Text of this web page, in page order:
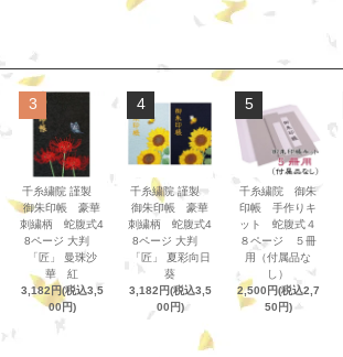
3
千糸繍院 謹製
御朱印帳 豪華
刺繍柄 蛇腹式4
8ページ 大判
「匠」 曼珠沙
華 紅
3,182円(税込3,5
00円)
4
千糸繍院 謹製
御朱印帳 豪華
刺繍柄 蛇腹式4
8ページ 大判
「匠」 夏彩向日
葵
3,182円(税込3,5
00円)
5
千糸繍院 御朱
印帳 手作りキ
ット 蛇腹式４
８ページ ５冊
用（付属品な
し）
2,500円(税込2,7
50円)